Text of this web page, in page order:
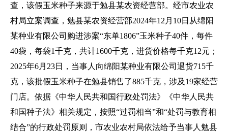
查，该假玉米种子来源于勉县某农资经营部。经市农业农
村局立案调查，勉县某农资经营部2024年12月10日从绵阳
某种业有限公司购进涉案“东单1806”玉米种子40件，每件
40袋，每袋1千克，共计1600千克，进货价格每千克12元；
2025年6月23日，当事人向绵阳某种业有限公司退货715千
克，该批假玉米种子在勉县销售了885千克，涉及19家经营
门店。依据《中华人民共和国行政处罚法》《中华人民共
和国种子法》相关规定，按照“过罚相当”和“处罚与教育相
结合”的行政处罚原则，市农业农村局依法给予当事人勉县